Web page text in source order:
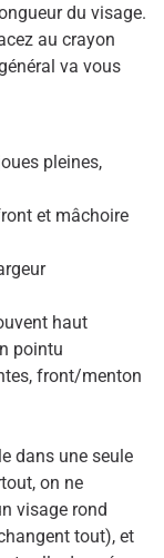
du visage.
au crayon
va vous
pleines,
et mâchoire
haut
pointu
front/menton
dans une seule
on ne
visage rond
tout), et